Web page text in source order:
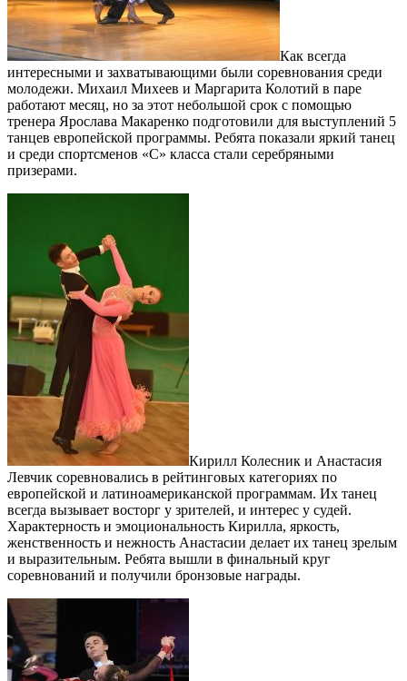
Как всегда
интересными и захватывающими были соревнования среди
молодежи. Михаил Михеев и Маргарита Колотий в паре
работают месяц, но за этот небольшой срок с помощью
тренера Ярослава Макаренко подготовили для выступлений 5
танцев европейской программы. Ребята показали яркий танец
и среди спортсменов «С» класса стали серебряными
призерами.
Кирилл Колесник и Анастасия
Левчик соревновались в рейтинговых категориях по
европейской и латиноамериканской программам. Их танец
всегда вызывает восторг у зрителей, и интерес у судей.
Характерность и эмоциональность Кирилла, яркость,
женственность и нежность Анастасии делает их танец зрелым
и выразительным. Ребята вышли в финальный круг
соревнований и получили бронзовые награды.